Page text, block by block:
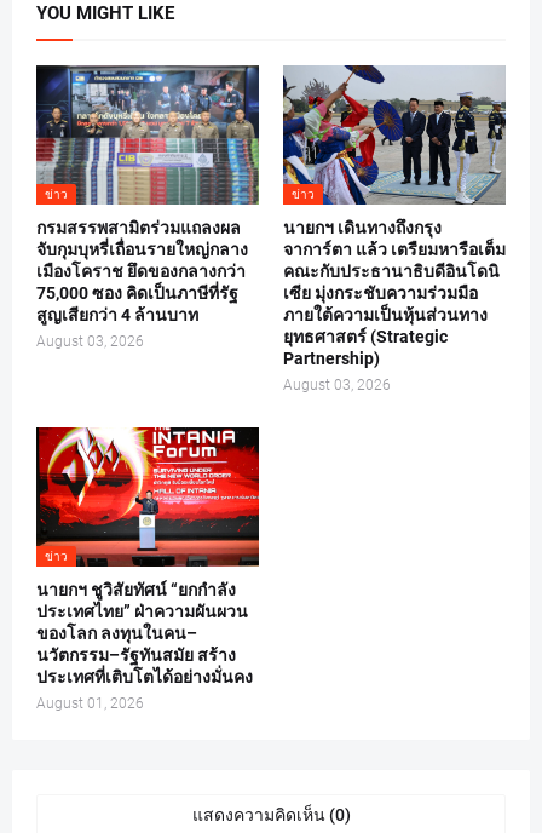
YOU MIGHT LIKE
ข่าว
กรมสรรพสามิตร่วมแถลงผล
จับกุมบุหรี่เถื่อนรายใหญ่กลาง
เมืองโคราช ยึดของกลางกว่า
75,000 ซอง คิดเป็นภาษีที่รัฐ
สูญเสียกว่า 4 ล้านบาท
August 03, 2026
ข่าว
นายกฯ เดินทางถึงกรุง
จาการ์ตา แล้ว เตรืยมหารือเต็ม
คณะกับประธานาธิบดีอินโดนิ
เซีย มุ่งกระชับความร่วมมือ
ภายใต้ความเป็นหุ้นส่วนทาง
ยุทธศาสตร์ (Strategic
Partnership)
August 03, 2026
ข่าว
นายกฯ ชูวิสัยทัศน์ “ยกกำลัง
ประเทศไทย” ฝ่าความผันผวน
ของโลก ลงทุนในคน–
นวัตกรรม–รัฐทันสมัย สร้าง
ประเทศที่เติบโตได้อย่างมั่นคง
August 01, 2026
แสดงความคิดเห็น (0)